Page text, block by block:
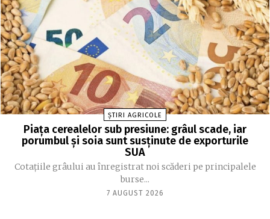
ȘTIRI AGRICOLE
Piața cerealelor sub presiune: grâul scade, iar
porumbul și soia sunt susținute de exporturile
SUA
Cotațiile grâului au înregistrat noi scăderi pe principalele
burse...
7 AUGUST 2026